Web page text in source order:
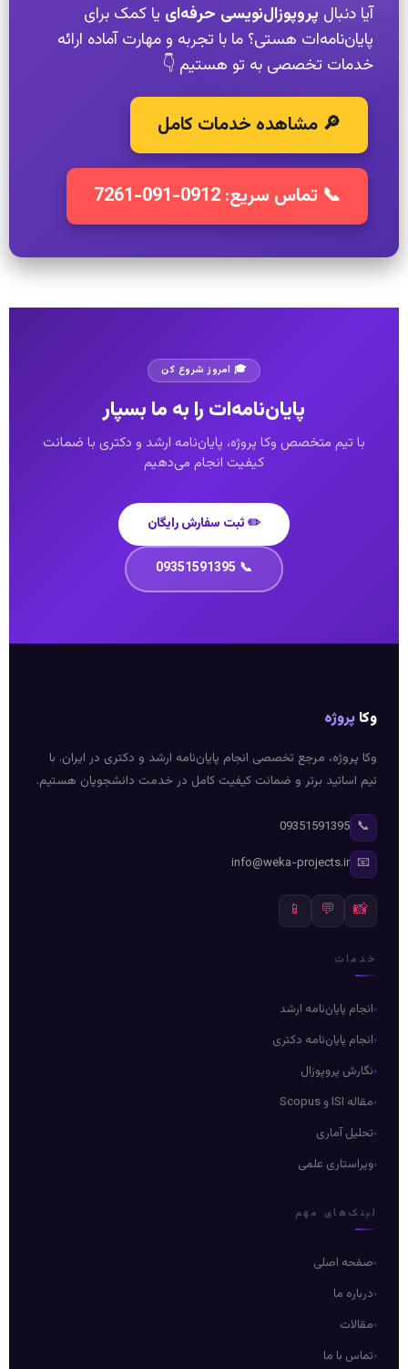
آیا دنبال پروپوزال‌نویسی حرفه‌ای یا کمک برای
پایان‌نامه‌ات هستی؟ ما با تجربه و مهارت آماده ارائه
خدمات تخصصی به تو هستیم 👇
🔎 مشاهده خدمات کامل
📞 تماس سریع: 0912-091-7261
🎓 امروز شروع کن
پایان‌نامه‌ات را به ما بسپار
با تیم متخصص وکا پروژه، پایان‌نامه ارشد و دکتری با ضمانت
کیفیت انجام می‌دهیم
✏️ ثبت سفارش رایگان
📞 09351591395
وکا پروژه
وکا پروژه، مرجع تخصصی انجام پایان‌نامه ارشد و دکتری در ایران. با
تیم اساتید برتر و ضمانت کیفیت کامل در خدمت دانشجویان هستیم.
📞
09351591395
📧
info@weka-projects.ir
📸
💬
📱
خدمات
انجام پایان‌نامه ارشد
انجام پایان‌نامه دکتری
نگارش پروپوزال
مقاله ISI و Scopus
تحلیل آماری
ویراستاری علمی
لینک‌های مهم
صفحه اصلی
درباره ما
مقالات
تماس با ما